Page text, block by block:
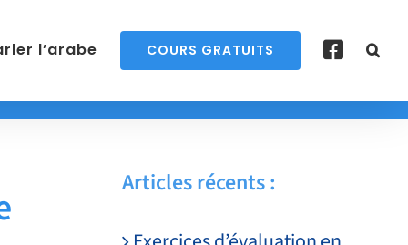
l’arabe COURS GRATUITS
Articles récents :